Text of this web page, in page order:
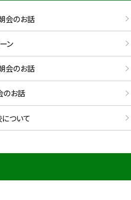
会のお話
ン
会のお話
のお話
ついて